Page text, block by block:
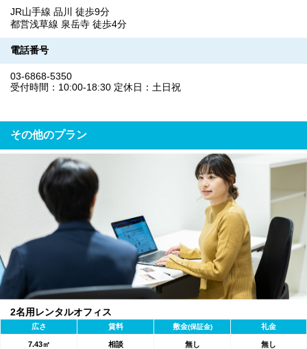
JR山手線 品川 徒歩9分
都営浅草線 泉岳寺 徒歩4分
電話番号
03-6868-5350
受付時間：10:00-18:30 定休日：土日祝
その他のプラン
2名用レンタルオフィス
広さ 賃料 敷金(保証金) 礼金
7.43㎡ 相談 無し 無し